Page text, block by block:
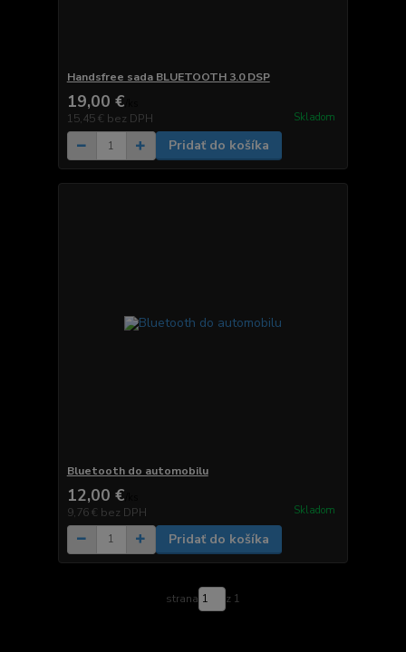
Handsfree sada BLUETOOTH 3.0 DSP
19,00 €
15,45 € bez DPH Skladom
Pridať do košíka
Bluetooth do automobilu
12,00 €
9,76 € bez DPH Skladom
Pridať do košíka
strana z 1